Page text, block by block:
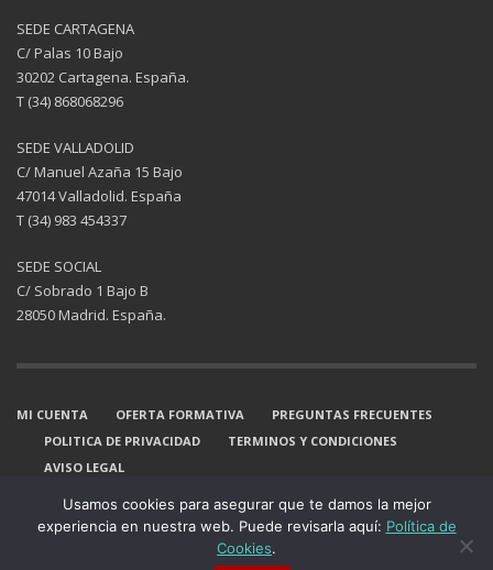
SEDE CARTAGENA
C/ Palas 10 Bajo
30202 Cartagena. España.
T (34) 868068296
SEDE VALLADOLID
C/ Manuel Azaña 15 Bajo
47014 Valladolid. España
T (34) 983 454337
SEDE SOCIAL
C/ Sobrado 1 Bajo B
28050 Madrid. España.
MI CUENTA OFERTA FORMATIVA
PREGUNTAS FRECUENTES
POLITICA DE PRIVACIDAD
TERMINOS Y CONDICIONES
AVISO LEGAL
GET SOCIAL
© 2025. EZOS. Todos los derechos reservados
Usamos cookies para asegurar que te damos la mejor
experiencia en nuestra web. Puede revisarla aquí: Política de
Cookies.